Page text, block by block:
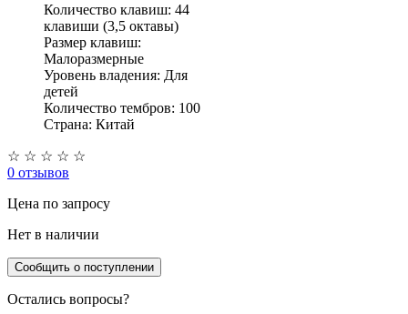
Количество клавиш: 44
клавиши (3,5 октавы)
Размер клавиш:
Малоразмерные
Уровень владения: Для
детей
Количество тембров: 100
Страна: Китай
☆ ☆ ☆ ☆ ☆
0 отзывов
Цена по запросу
Нет в наличии
Сообщить о поступлении
Остались вопросы?